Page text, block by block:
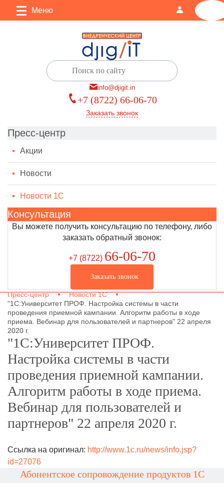
Меню
info@djigit.in
+7 (8722) 66-06-70
Заказать звонок
Пресс-центр
Акции
Новости
Новости 1С
Консультация
Вы можете получить консультацию по телефону, либо
заказать обратный звонок:
+7 (8722) 66-06-70
Заказать звонок
Пресс-центр
Новости 1С
"1С:Университет ПРОФ. Настройка системы в части
проведения приемной кампании. Алгоритм работы в ходе
приема. Вебинар для пользователей и партнеров" 22 апреля
2020 г.
"1С:Университет ПРОФ.
Настройка системы в части
проведения приемной кампании.
Алгоритм работы в ходе приема.
Вебинар для пользователей и
партнеров" 22 апреля 2020 г.
Ссылка на оригинал: http://www.1c.ru/news/info.jsp?
id=27076
Абонентское сопровождение продуктов 1C